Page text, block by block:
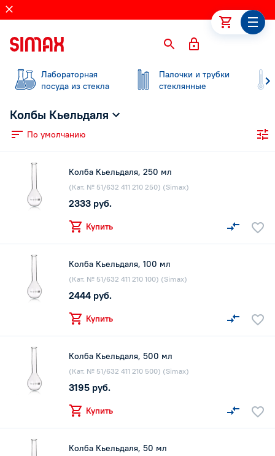
Лабораторная
посуда из стекла
Палочки и трубки
стеклянные
Колбы Кьельдаля
По умолчанию
Колба Кьельдаля, 250 мл
(Кат. № 51/632 411 210 250) (Simax)
2333 руб.
Купить
Колба Кьельдаля, 100 мл
(Кат. № 51/632 411 210 100) (Simax)
2444 руб.
Купить
Колба Кьельдаля, 500 мл
(Кат. № 51/632 411 210 500) (Simax)
3195 руб.
Купить
Колба Кьельдаля, 50 мл